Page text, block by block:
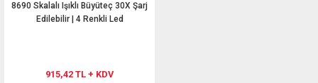
8690 Skalalı Işıklı Büyüteç 30X Şarj
Edilebilir | 4 Renkli Led
915,42 TL + KDV